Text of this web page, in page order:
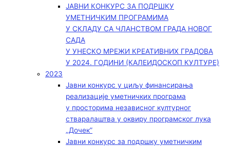
ЈАВНИ КОНКУРС ЗА ПОДРШКУ
УМЕТНИЧКИМ ПРОГРАМИМА
У СКЛАДУ СА ЧЛАНСТВОМ ГРАДА НОВОГ
САДА
У УНЕСКО МРЕЖИ КРЕАТИВНИХ ГРАДОВА
У 2024. ГОДИНИ (КАЛЕИДОСКОП КУЛТУРЕ)
2023
Јавни конкурс у циљу финансирања
реализације уметничких програма
у просторима независног културног
стваралаштва у оквиру програмског лука
„Дочек”
Јавни конкурс за подршку уметничким